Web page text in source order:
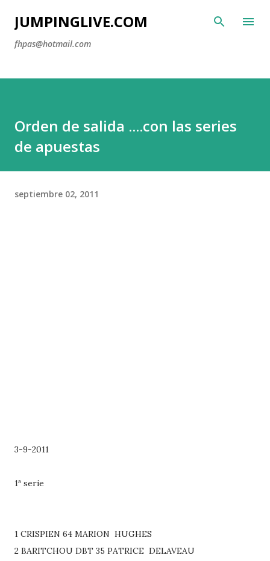
Ir al contenido principal
JUMPINGLIVE.COM
fhpas@hotmail.com
Orden de salida ....con las series
de apuestas
septiembre 02, 2011
3-9-2011
1ª serie
1 CRISPIEN 64 MARION HUGHES
2 BARITCHOU DBT 35 PATRICE DELAVEAU